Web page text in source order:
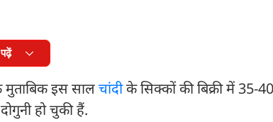
इस सालचांदीके सिक्कों की बिक्री में 35-
हो चुकी हैं.